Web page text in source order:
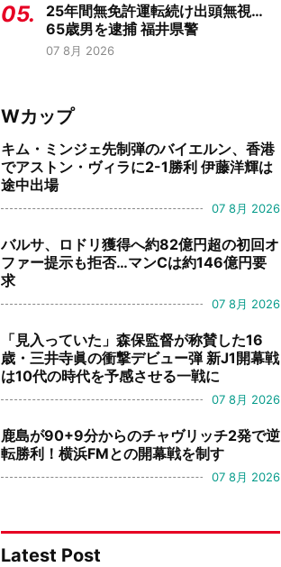
05.
25年間無免許運転続け出頭無視…
65歳男を逮捕 福井県警
07 8月 2026
Wカップ
キム・ミンジェ先制弾のバイエルン、香港
でアストン・ヴィラに2-1勝利 伊藤洋輝は
途中出場
07 8月 2026
バルサ、ロドリ獲得へ約82億円超の初回オ
ファー提示も拒否…マンCは約146億円要
求
07 8月 2026
「見入っていた」森保監督が称賛した16
歳・三井寺眞の衝撃デビュー弾 新J1開幕戦
は10代の時代を予感させる一戦に
07 8月 2026
鹿島が90+9分からのチャヴリッチ2発で逆
転勝利！横浜FMとの開幕戦を制す
07 8月 2026
Latest Post